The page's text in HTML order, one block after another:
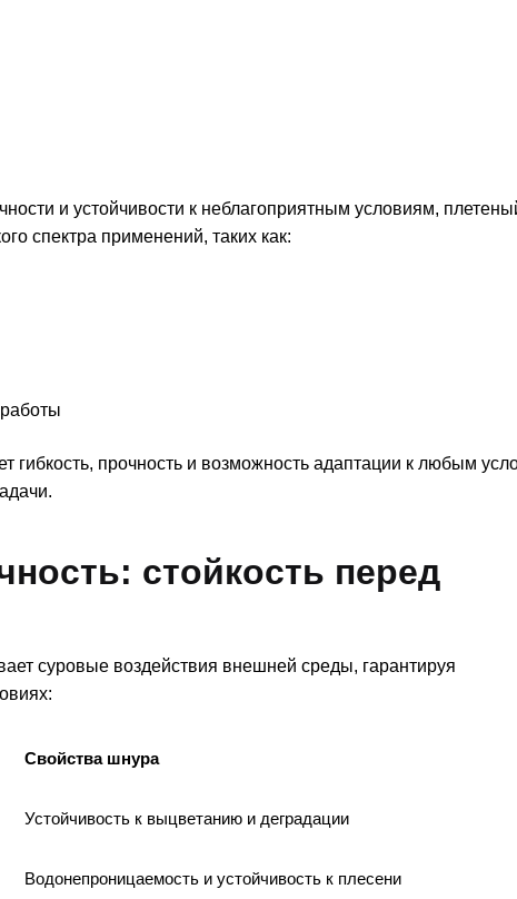
и устойчивости к неблагоприятным условиям,
спектра применений, таких как:
прочность и возможность адаптации к любым
стойкость перед
суровые воздействия внешней среды, гарантируя
Свойства шнура
Устойчивость к выцветанию и деградации
Водонепроницаемость и устойчивость к плесени